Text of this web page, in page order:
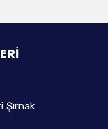
Şırnak